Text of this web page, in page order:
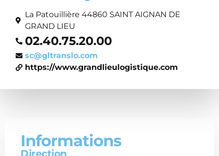
La Patouillière 44860 SAINT AIGNAN DE
GRAND LIEU
02.40.75.20.00
sc@gltranslo.com
https://www.grandlieulogistique.com
Informations
Direction